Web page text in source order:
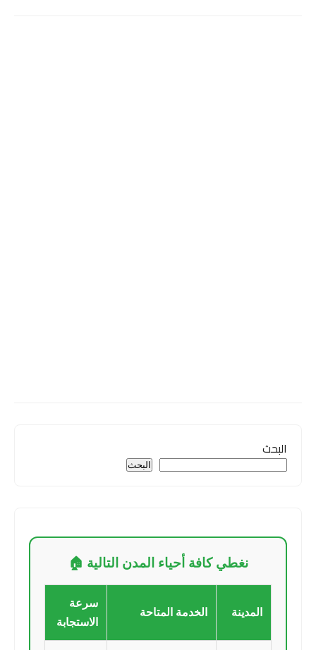
البحث
البحث
نغطي كافة أحياء المدن التالية 🏠
المدينة الخدمة المتاحة
سرعة
الاستجابة